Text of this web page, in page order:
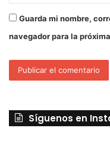
Guarda mi nombre,
navegador para la
Síguenos en